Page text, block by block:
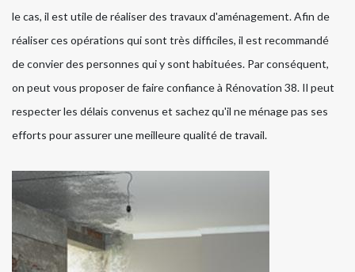
le cas, il est utile de réaliser des travaux d'aménagement. Afin de
réaliser ces opérations qui sont très difficiles, il est recommandé
de convier des personnes qui y sont habituées. Par conséquent,
on peut vous proposer de faire confiance à Rénovation 38. Il peut
respecter les délais convenus et sachez qu'il ne ménage pas ses
efforts pour assurer une meilleure qualité de travail.